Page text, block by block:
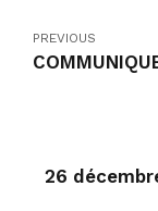
PREVIOUS
26